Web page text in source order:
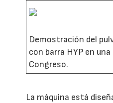
Demostración del
con barra HYP en
Congreso.
La máquina está